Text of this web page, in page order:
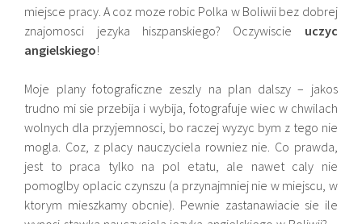
miejsce pracy. A coz moze robic Polka w Boliwii bez dobrej
znajomosci jezyka hiszpanskiego? Oczywiscie uczyc
angielskiego!
Moje plany fotograficzne zeszly na plan dalszy – jakos
trudno mi sie przebija i wybija, fotografuje wiec w chwilach
wolnych dla przyjemnosci, bo raczej wyzyc bym z tego nie
mogla. Coz, z placy nauczyciela rowniez nie. Co prawda,
jest to praca tylko na pol etatu, ale nawet caly nie
pomoglby oplacic czynszu (a przynajmniej nie w miejscu, w
ktorym mieszkamy obcnie). Pewnie zastanawiacie sie ile